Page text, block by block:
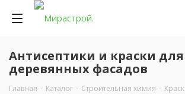
Антисептики и краски для
деревянных фасадов
Главная - Каталог - Строительная химия -